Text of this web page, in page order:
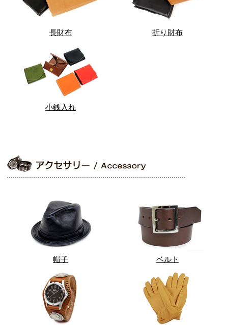
長財布 折り財布
小銭入れ
帽子 ベルト